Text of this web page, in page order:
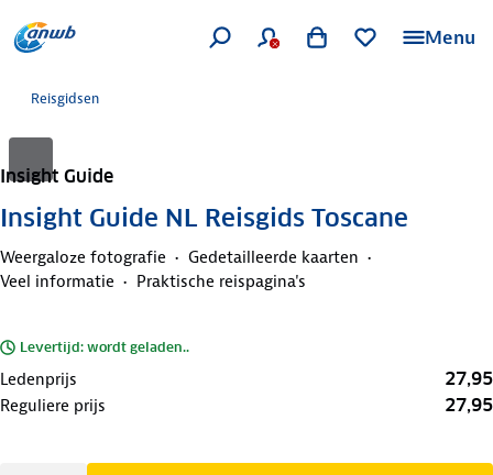
Menu
Reisgidsen
Insight Guide
Insight Guide NL Reisgids Toscane
Weergaloze fotografie
Gedetailleerde kaarten
Veel informatie
Praktische reispagina's
Levertijd: wordt geladen..
Ledenprijs 27,95
Reguliere prijs 27,95